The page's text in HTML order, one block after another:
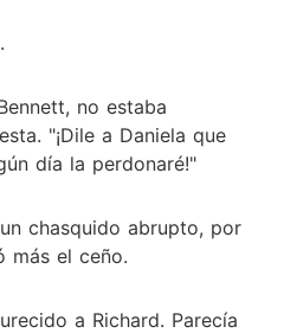
no estaba
"¡Dile a Daniela que
día la perdonaré!"
chasquido abrupto, por
más el ceño.
a Richard. Parecía